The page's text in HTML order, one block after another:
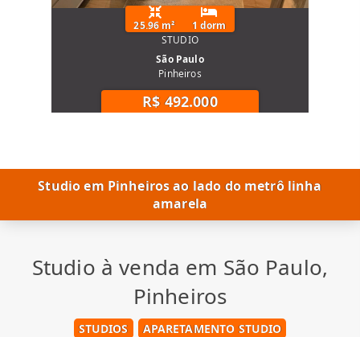
25.96 m²
1 dorm
STUDIO
São Paulo
Pinheiros
R$ 492.000
Studio em Pinheiros ao lado do metrô linha
amarela
Studio à venda em São Paulo,
Pinheiros
STUDIOS
APARETAMENTO STUDIO